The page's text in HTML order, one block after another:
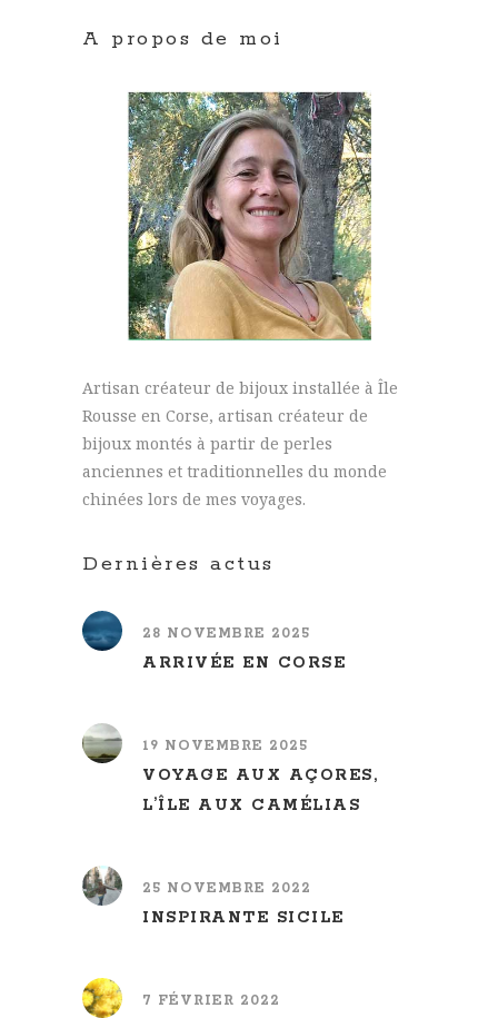
A propos de moi
Artisan créateur de bijoux installée à Île
Rousse en Corse, artisan créateur de
bijoux montés à partir de perles
anciennes et traditionnelles du monde
chinées lors de mes voyages.
Dernières actus
28 NOVEMBRE 2025
ARRIVÉE EN CORSE
19 NOVEMBRE 2025
VOYAGE AUX AÇORES,
L’ÎLE AUX CAMÉLIAS
25 NOVEMBRE 2022
INSPIRANTE SICILE
7 FÉVRIER 2022